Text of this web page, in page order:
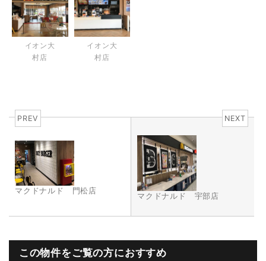
イオン大
村店
イオン大
村店
PREV
マクドナルド 門松店
NEXT
マクドナルド 宇部店
この物件をご覧の方におすすめ